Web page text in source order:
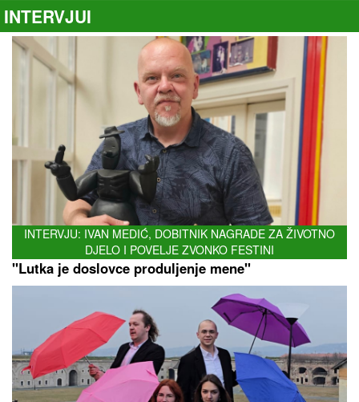
INTERVJUI
INTERVJU: IVAN MEDIĆ, DOBITNIK NAGRADE ZA ŽIVOTNO
DJELO I POVELJE ZVONKO FESTINI
"Lutka je doslovce produljenje mene"